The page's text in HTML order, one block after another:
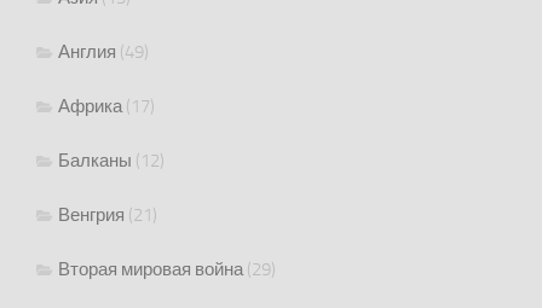
Англия (49)
Африка(17)
Балканы (12)
Венгрия (21)
Вторая мировая война(29)